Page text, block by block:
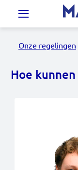
Overslaan en naar de
Onze regelingen
Ons
Onze regelingen
Hoe